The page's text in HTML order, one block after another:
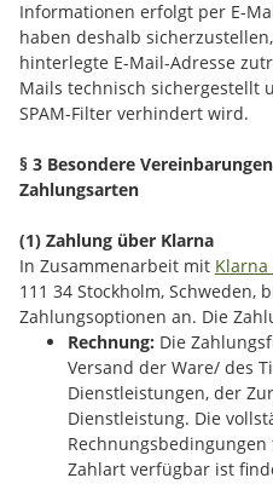
Informationen erfolgt per E-
haben deshalb
hinterlegte E-Mail-Adresse
Mails technisch sichergestellt
SPAM-Filter verhindert wird.
§ 3 Besondere
Zahlungsarten
(1) Zahlung über Klarna
In Zusammenarbeit mit Klarna
111 34 Stockholm, Schweden,
Zahlungsoptionen an. Die
Rechnung: Die
Versand der Ware/ des
Dienstleistungen, der
Dienstleistung. Die
Zahlart verfügbar ist